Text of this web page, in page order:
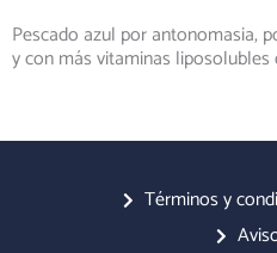
Pescado azul por antonomasia,
y con más vitaminas liposolubles
Términos y